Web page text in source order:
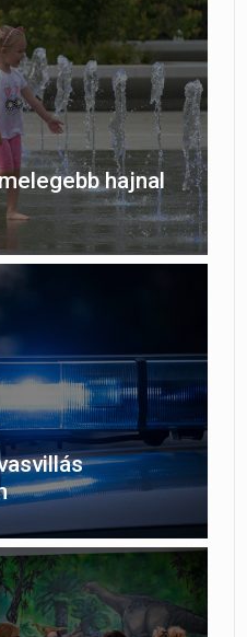
hajnal